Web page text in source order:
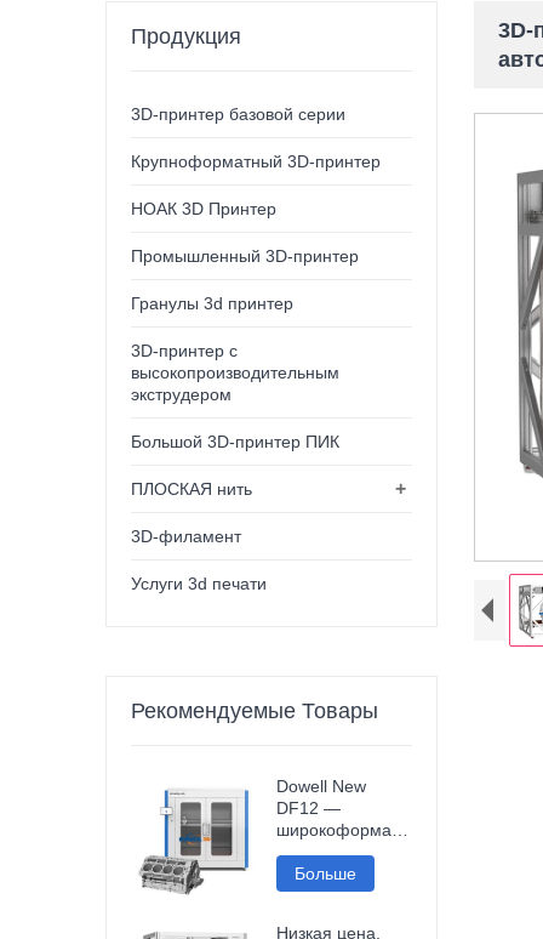
3D-
Продукция
3D-принтер базовой серии
Крупноформатный 3D-принтер
НОАК 3D Принтер
Промышленный 3D-принтер
Гранулы 3d принтер
3D-принтер с
высокопроизводительным
экструдером
Большой 3D-принтер ПИК
+
ПЛОСКАЯ нить
3D-филамент
Услуги 3d печати
Рекомендуемые Товары
Dowell New
DF12 —
широкоформатный
3D-принтер
высокой
точности для
Больше
Низкая цена,